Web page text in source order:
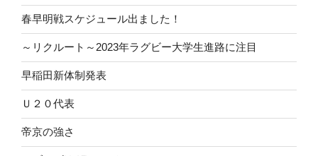
春早明戦スケジュール出ました！
～リクルート～2023年ラグビー大学生進路に注目
早稲田新体制発表
Ｕ２０代表
帝京の強さ